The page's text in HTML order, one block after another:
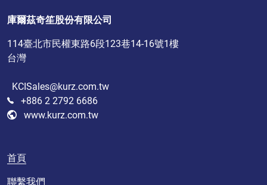
庫爾茲奇笙股份有限公司
114臺北市民權東路6段123巷14-16號1樓
台灣
KCISales@kurz.com.tw
+886 2 2792 6686
www.kurz.com.tw
首頁
聯繫我們